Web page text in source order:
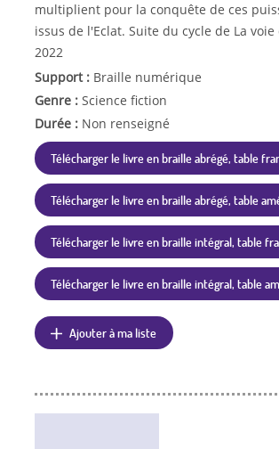
multiplient pour la conquête de ces
issus de l'Eclat. Suite du cycle de La
2022
Support : Braille numérique
Genre : Science fiction
Durée : Non renseigné
Télécharger le livre en braille abrégé, table
Télécharger le livre en braille abrégé, table
Télécharger le livre en braille intégral, table
Télécharger le livre en braille intégral, table
Ajouter à ma liste